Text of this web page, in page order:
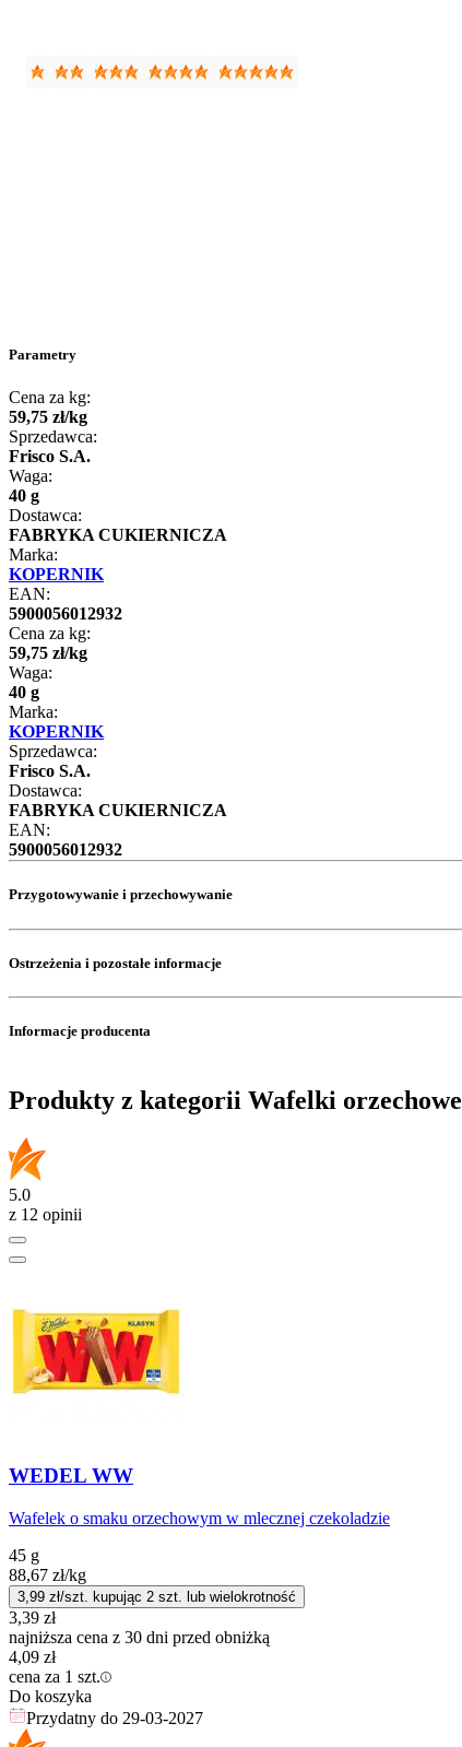
Parametry
Cena za kg:
59,75 zł/kg
Sprzedawca:
Frisco S.A.
Waga:
40 g
Dostawca:
FABRYKA CUKIERNICZA
Marka:
KOPERNIK
EAN:
5900056012932
Cena za kg:
59,75 zł/kg
Waga:
40 g
Marka:
KOPERNIK
Sprzedawca:
Frisco S.A.
Dostawca:
FABRYKA CUKIERNICZA
EAN:
5900056012932
Przygotowywanie i przechowywanie
Ostrzeżenia i pozostałe informacje
Informacje producenta
Produkty z kategorii Wafelki orzechowe
5.0
z 12 opinii
WEDEL WW
Wafelek o smaku orzechowym w mlecznej czekoladzie
45 g
88,67 zł/kg
3,99 zł/szt. kupując 2 szt. lub wielokrotność
3,39 zł
najniższa cena z 30 dni przed obniżką
4,09 zł
cena za 1 szt.
Do koszyka
Przydatny do 29-03-2027